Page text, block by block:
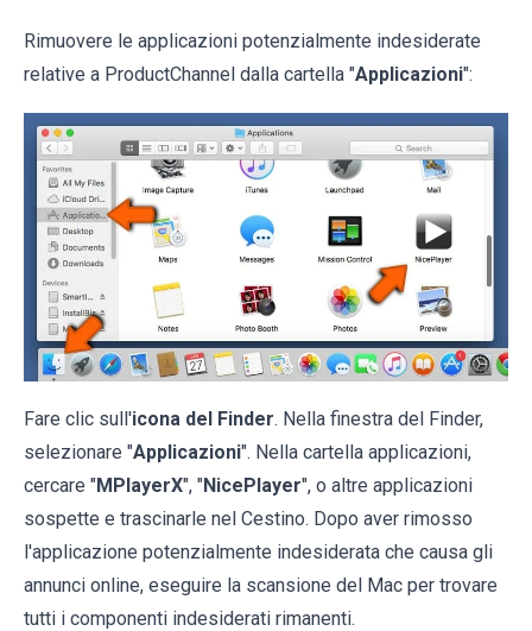
Rimuovere le applicazioni potenzialmente indesiderate
relative a ProductChannel dalla cartella "Applicazioni":
Fare clic sull'icona del Finder. Nella finestra del Finder,
selezionare "Applicazioni". Nella cartella applicazioni,
cercare "MPlayerX", "NicePlayer", o altre applicazioni
sospette e trascinarle nel Cestino. Dopo aver rimosso
l'applicazione potenzialmente indesiderata che causa gli
annunci online, eseguire la scansione del Mac per trovare
tutti i componenti indesiderati rimanenti.